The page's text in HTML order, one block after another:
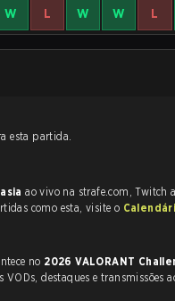
W L W W L
esta partida.
ao vivo na strafe.com, Twitch
como esta, visite o
no 2026 VALORANT